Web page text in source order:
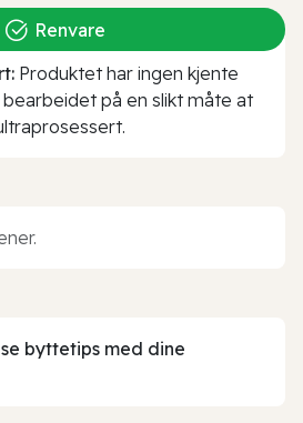
Renvare
Produktet har ingen kjente
på en slikt måte at
byttetips med dine